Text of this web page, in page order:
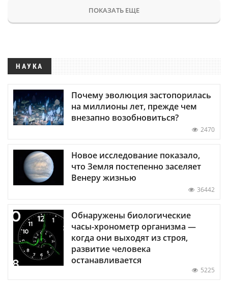
ПОКАЗАТЬ ЕЩЕ
НАУКА
Почему эволюция застопорилась
на миллионы лет, прежде чем
внезапно возобновиться?
2470
Новое исследование показало,
что Земля постепенно заселяет
Венеру жизнью
36442
Обнаружены биологические
часы-хронометр организма —
когда они выходят из строя,
развитие человека
останавливается
5225